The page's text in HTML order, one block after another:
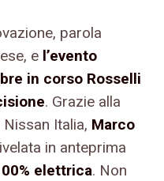
parola
e l’evento
in corso Rosselli
. Grazie alla
Italia, Marco
in anteprima
elettrica. Non